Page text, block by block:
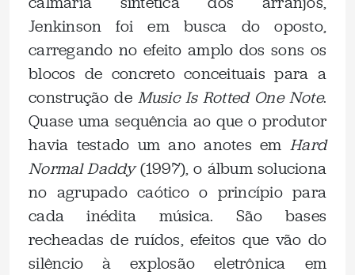
Jenkinson foi em busca do oposto,
carregando no efeito amplo dos sons os
blocos de concreto conceituais para a
construção de Music Is Rotted One Note.
Quase uma sequência ao que o produtor
havia testado um ano anotes em Hard
Normal Daddy(1997), o álbum soluciona
no agrupado caótico o princípio para
cada inédita música. São bases
recheadas de ruídos, efeitos que vão do
silêncio à explosão eletrônica em